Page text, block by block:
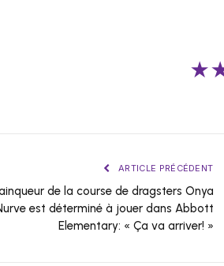
ARTICLE PRÉCÉDENT
de la course de dragsters Onya
est déterminé à jouer dans Abbott
Elementary: « Ça va arriver! »